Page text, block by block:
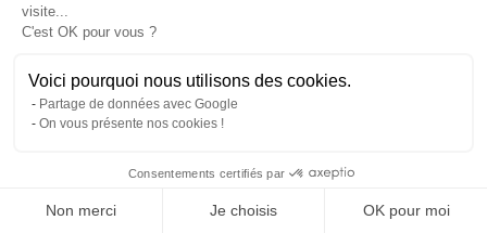
visite...
C'est OK pour vous ?
Voici pourquoi nous utilisons des cookies.
Partage de données avec Google
On vous présente nos cookies !
Consentements certifiés par
Non merci Je choisis OK pour moi